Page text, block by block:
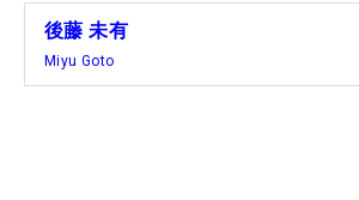
後藤 未有
Miyu Goto